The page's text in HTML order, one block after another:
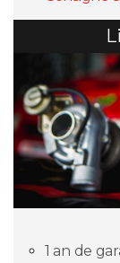
1 an de